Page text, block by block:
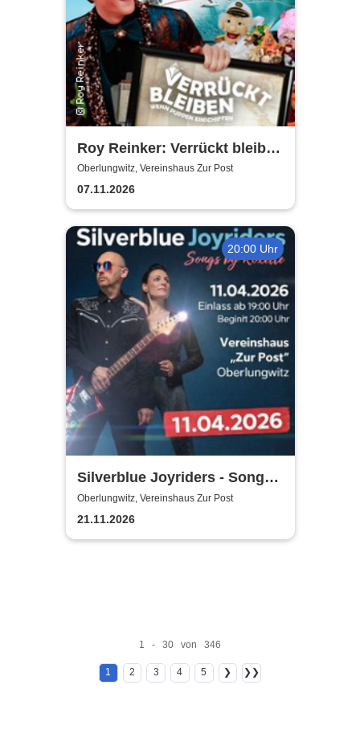
Roy Reinker: Verrückt bleiben
- Wenn Puppen einschiffen
Oberlungwitz, Vereinshaus Zur Post
07.11.2026
20:00 Uhr
Silverblue Joyriders - Songs
by Roxette
Oberlungwitz, Vereinshaus Zur Post
21.11.2026
1 - 30 von 346
1 2 3 4 5 ❯ ❯❯